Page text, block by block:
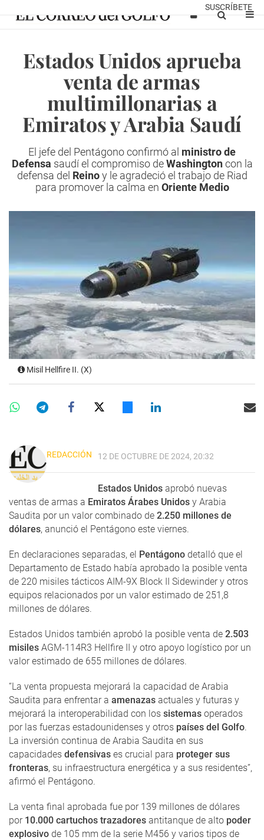
SUSCRÍBETE
Estados Unidos aprueba
venta de armas
multimillonarias a
Emiratos y Arabia Saudí
El jefe del Pentágono confirmó al ministro de
Defensa saudí el compromiso deWashingtoncon la
defensa del Reinoy le agradeció el trabajo de Riad
para promover la calma en Oriente Medio
Misil Hellfire II. (X)
REDACCIÓN 12 DE OCTUBRE DE 2024, 20:32
Estados Unidos aprobó nuevas
ventas de armas a Emiratos Árabes Unidos y Arabia
Saudita por un valor combinado de 2.250 millones de
dólares, anunció el Pentágono este viernes.
En declaraciones separadas, el Pentágono detalló que el
Departamento de Estado había aprobado la posible venta
de 220 misiles tácticos AIM-9X Block II Sidewinder y otros
equipos relacionados por un valor estimado de 251,8
millones de dólares.
Estados Unidos también aprobó la posible venta de 2.503
misiles AGM-114R3 Hellfire II y otro apoyo logístico por un
valor estimado de 655 millones de dólares.
“La venta propuesta mejorará la capacidad de Arabia
Saudita para enfrentar a amenazas actuales y futuras y
mejorará la interoperabilidad con los sistemas operados
por las fuerzas estadounidenses y otros países del Golfo.
La inversión continua de Arabia Saudita en sus
capacidades defensivas es crucial para proteger sus
fronteras, su infraestructura energética y a sus residentes”,
afirmó el Pentágono.
La venta final aprobada fue por 139 millones de dólares
por 10.000 cartuchos trazadores antitanque de alto poder
explosivo de 105 mm de la serie M456 y varios tipos de